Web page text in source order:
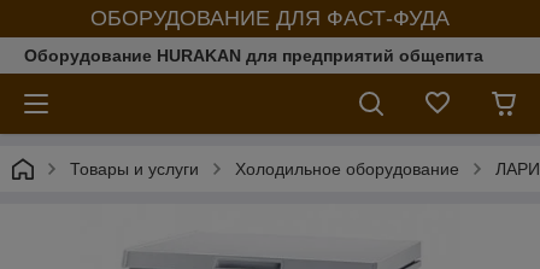
ОБОРУДОВАНИЕ ДЛЯ ФАСТ-ФУДА
Оборудование HURAKAN для предприятий общепита
Товары и услуги Холодильное оборудование